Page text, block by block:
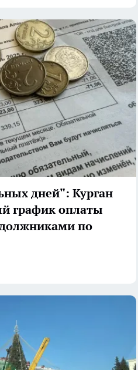
дней": Курган
график оплаты
должниками по